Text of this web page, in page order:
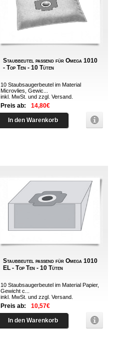
Staubbeutel passend für Omega 1010
- Top Ten - 10 Tüten
10 Staubsaugerbeutel im Material
Microvlies, Gewic...
inkl. MwSt. und zzgl. Versand
Preis ab: 14,80€
In den Warenkorb
Staubbeutel passend für Omega 1010
EL - Top Ten - 10 Tüten
10 Staubsaugerbeutel im Material Papier,
Gewicht c...
inkl. MwSt. und zzgl. Versand
Preis ab: 10,57€
In den Warenkorb